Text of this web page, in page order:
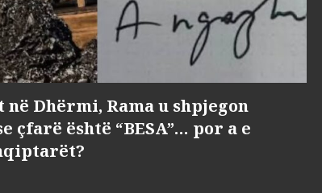
në Dhërmi, Rama u shpjegon
çfarë është “BESA”… por a e